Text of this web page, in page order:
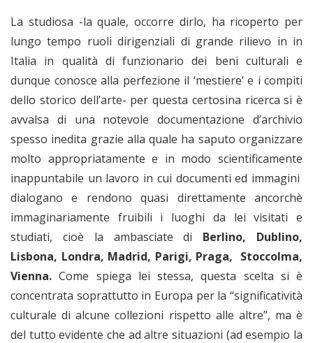
La studiosa -la quale, occorre dirlo, ha ricoperto per
lungo tempo ruoli dirigenziali di grande rilievo in in
Italia in qualità di funzionario dei beni culturali e
dunque conosce alla perfezione il ‘mestiere’ e i compiti
dello storico dell’arte- per questa certosina ricerca si è
avvalsa di una notevole documentazione d’archivio
spesso inedita grazie alla quale ha saputo organizzare
molto appropriatamente e in modo scientificamente
inappuntabile un lavoro in cui documenti ed immagini
dialogano e rendono quasi direttamente ancorchè
immaginariamente fruibili i luoghi da lei visitati e
studiati, cioè la ambasciate di Berlino, Dublino,
Lisbona, Londra, Madrid, Parigi, Praga, Stoccolma,
Vienna. Come spiega lei stessa, questa scelta si è
concentrata soprattutto in Europa per la “significatività
culturale di alcune collezioni rispetto alle altre”, ma è
del tutto evidente che ad altre situazioni (ad esempio la